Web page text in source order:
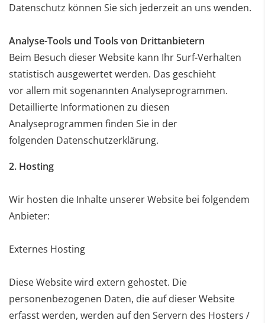
Datenschutz können Sie sich jederzeit an uns wenden.
Analyse-Tools und Tools von Drittanbietern
Beim Besuch dieser Website kann Ihr Surf-Verhalten
statistisch ausgewertet werden. Das geschieht
vorallem mit sogenannten Analyseprogrammen.
Detaillierte Informationen zu diesen
Analyseprogrammen finden Sie in der
folgenden Datenschutzerklärung.
2. Hosting
Wir hosten die Inhalte unserer Website bei folgendem
Anbieter:
Externes Hosting
Diese Website wird extern gehostet. Die
personenbezogenen Daten, die auf dieser Website
erfasst werden, werden auf den Servern des Hosters /